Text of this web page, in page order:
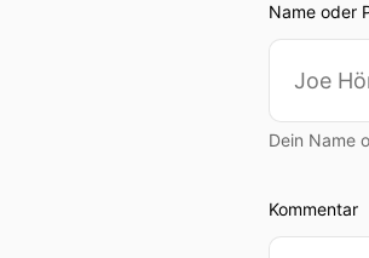
Name oder
Dein Name
Kommentar